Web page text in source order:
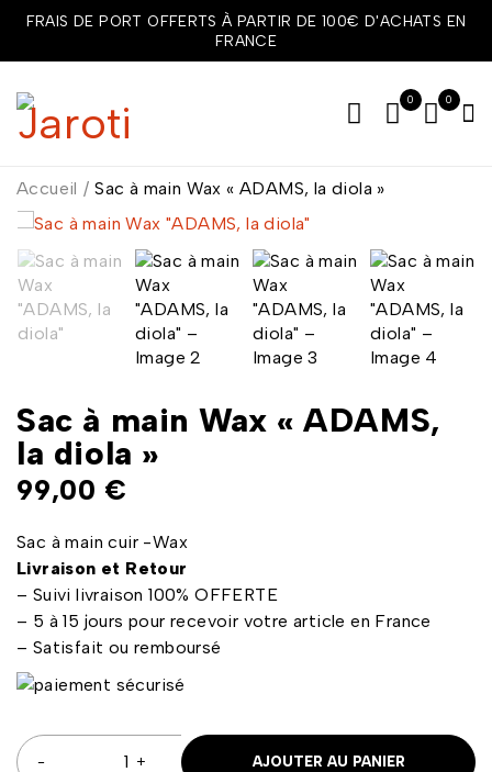
FRAIS DE PORT OFFERTS À PARTIR DE 100€ D'ACHATS EN
FRANCE
0 0
Accueil / Sac à main Wax « ADAMS, la diola »
Sac à main Wax « ADAMS,
la diola »
99,00 €
Sac à main cuir -Wax
Livraison et Retour
– Suivi livraison 100% OFFERTE
– 5 à 15 jours pour recevoir votre article en France
– Satisfait ou remboursé
AJOUTER AU PANIER